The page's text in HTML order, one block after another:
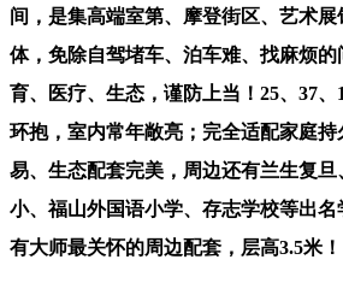
间，是集高端室第、摩登街区、艺术
体，免除自驾堵车、泊车难、找麻烦
育、医疗、生态，谨防上当！25、37、
环抱，室内常年敞亮；完全适配家庭
易、生态配套完美，周边还有兰生复
小、福山外国语小学、存志学校等出
有大师最关怀的周边配套，层高3.5米！